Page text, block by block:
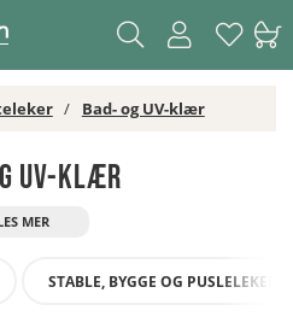
Bad- og UV-klær
UV-klær
STABLE, BYGGE OG PUSLELEKER